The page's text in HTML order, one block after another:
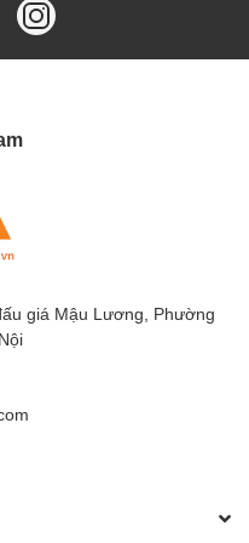
giá Mậu Lương, Phường